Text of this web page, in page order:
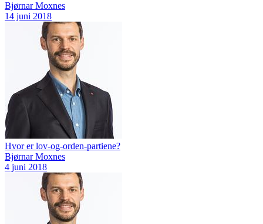
Bjørnar Moxnes
14 juni 2018
Hvor er lov-og-orden-partiene?
Bjørnar Moxnes
4 juni 2018